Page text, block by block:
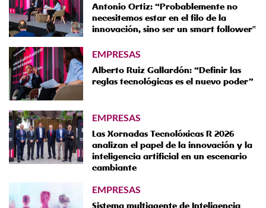
Antonio Ortiz: “Probablemente no
necesitemos estar en el filo de la
innovación, sino ser un smart follower"
EMPRESAS
Alberto Ruiz Gallardón: “Definir las
reglas tecnológicas es el nuevo poder”
EMPRESAS
Las Xornadas Tecnolóxicas R 2026
analizan el papel de la innovación y la
inteligencia artificial en un escenario
cambiante
EMPRESAS